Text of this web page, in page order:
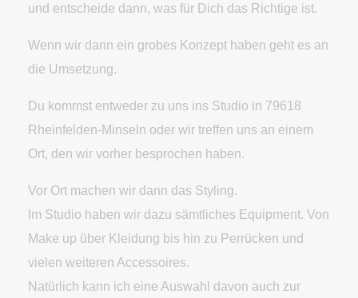
und entscheide dann, was für Dich das Richtige ist.
Wenn wir dann ein grobes Konzept haben geht es an
die Umsetzung.
Du kommst entweder zu uns ins Studio in 79618
Rheinfelden-Minseln oder wir treffen uns an einem
Ort, den wir vorher besprochen haben.
Vor Ort machen wir dann das Styling.
Im Studio haben wir dazu sämtliches Equipment. Von
Make up über Kleidung bis hin zu Perrücken und
vielen weiteren Accessoires.
Natürlich kann ich eine Auswahl davon auch zur